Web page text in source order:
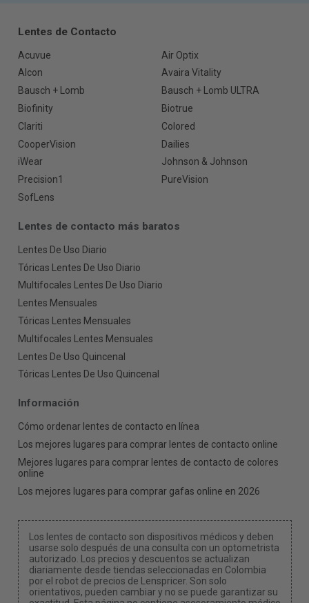
Lentes de Contacto
Acuvue
Air Optix
Alcon
Avaira Vitality
Bausch + Lomb
Bausch + Lomb ULTRA
Biofinity
Biotrue
Clariti
Colored
CooperVision
Dailies
iWear
Johnson & Johnson
Precision1
PureVision
SofLens
Lentes de contacto más baratos
Lentes De Uso Diario
Tóricas Lentes De Uso Diario
Multifocales Lentes De Uso Diario
Lentes Mensuales
Tóricas Lentes Mensuales
Multifocales Lentes Mensuales
Lentes De Uso Quincenal
Tóricas Lentes De Uso Quincenal
Información
Cómo ordenar lentes de contacto en línea
Los mejores lugares para comprar lentes de contacto online
Mejores lugares para comprar lentes de contacto de colores
online
Los mejores lugares para comprar gafas online en 2026
Los lentes de contacto son dispositivos médicos y deben
usarse solo después de una consulta con un optometrista
autorizado. Los precios y descuentos se actualizan
diariamente desde tiendas seleccionadas en Colombia
por el robot de precios de Lenspricer. Son solo
orientativos, pueden cambiar y no se puede garantizar su